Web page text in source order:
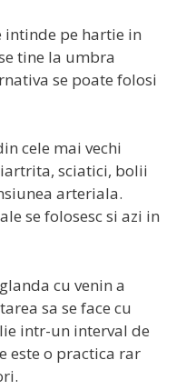
intinde pe hartie in
tine la umbra
se poate folosi
cele mai vechi
sciatici, bolii
arteriala.
se folosesc si azi in
cu venin a
sa se face cu
intr-un interval de
este o practica rar